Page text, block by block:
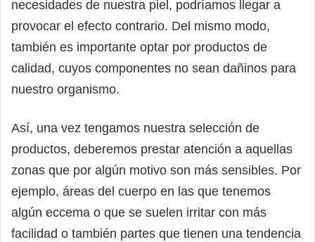
necesidades de nuestra piel, podríamos llegar a
provocar el efecto contrario. Del mismo modo,
también es importante optar por productos de
calidad, cuyos componentes no sean dañinos para
nuestro organismo.
Así, una vez tengamos nuestra selección de
productos, deberemos prestar atención a aquellas
zonas que por algún motivo son más sensibles. Por
ejemplo, áreas del cuerpo en las que tenemos
algún eccema o que se suelen irritar con más
facilidad o también partes que tienen una tendencia